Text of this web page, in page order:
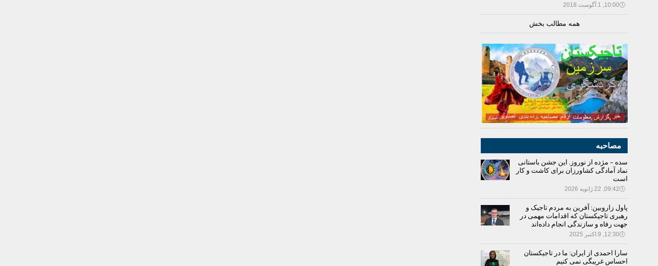
🕔10:00, 1.آگوست 2018
همه مطالب بخش
مصاحبه
سده – مژده از نوروز. این جشن باستانی
نماد آمادگی کشاورزان برای کاشت و کار
است
🕔09:42, 22.ژانویه 2026
پاول زاروبین: آفرین به مردم تاجیک و
رهبری تاجیکستان که اقدامات مهمی در
جهت رفاه و سازندگی انجام داده‌اند
🕔12:30, 9.اکتبر 2025
سارا احمدی از ایران: ما در تاجیکستان
احساس غریبگی نمی کنیم